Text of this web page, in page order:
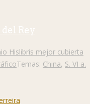
Rey
Hislibris mejor cubierta
Temas: China, S. VI a.